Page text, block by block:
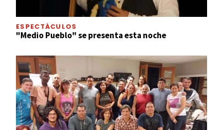
ESPECTÁCULOS
"Medio Pueblo" se presenta esta noche